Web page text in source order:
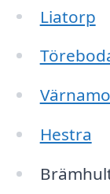
Liatorp
Värnamo
Hestra